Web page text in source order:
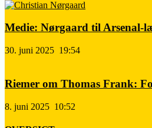
Medie: Nørgaard til Arsenal-
30. juni 2025 19:54
Riemer om Thomas Frank:
8. juni 2025 10:52